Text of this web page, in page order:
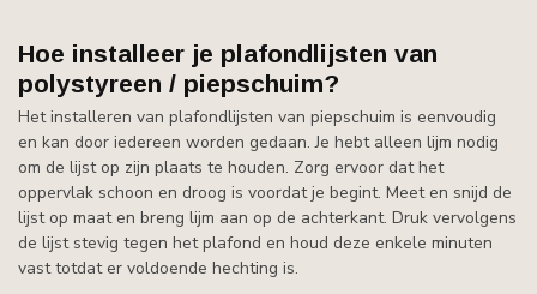
Hoe installeer je plafondlijsten van
polystyreen / piepschuim?
Het installeren van plafondlijsten van piepschuim is eenvoudig
en kan door iedereen worden gedaan. Je hebt alleen lijm nodig
om de lijst op zijn plaats te houden. Zorg ervoor dat het
oppervlak schoon en droog is voordat je begint. Meet en snijd de
lijst op maat en breng lijm aan op de achterkant. Druk vervolgens
de lijst stevig tegen het plafond en houd deze enkele minuten
vast totdat er voldoende hechting is.